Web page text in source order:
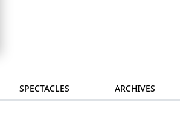
SPECTACLES ARCHIVES